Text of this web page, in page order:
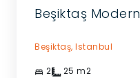
Beşiktaş Modern
Beşiktaş, Istanbul
2 25 m2